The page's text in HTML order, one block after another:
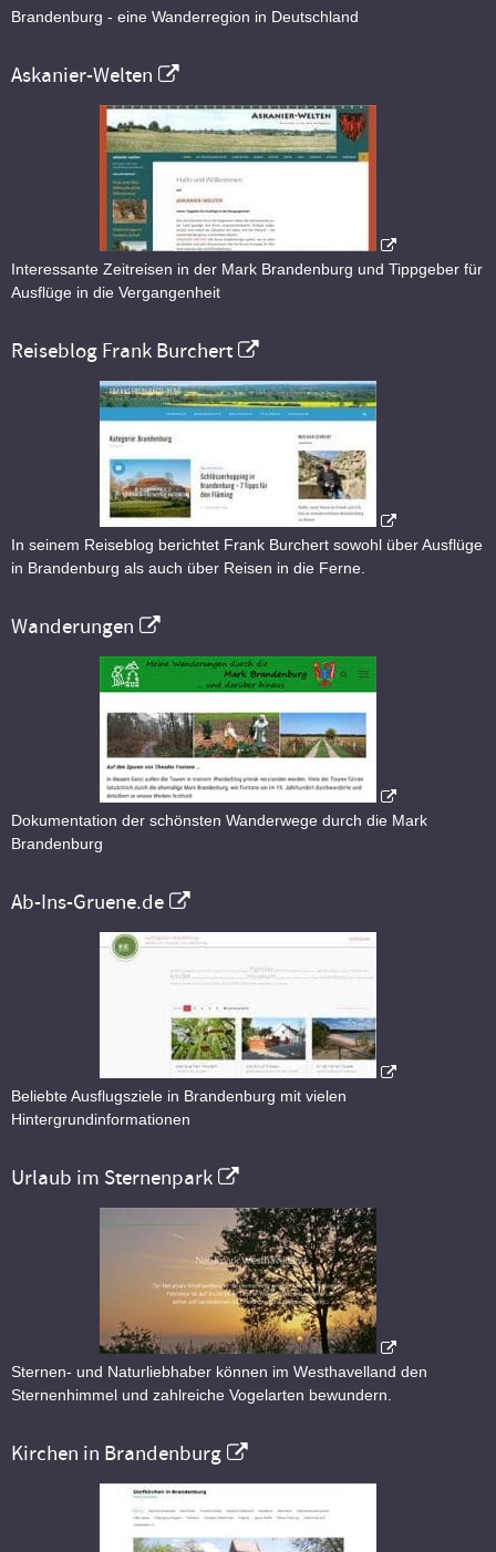
Brandenburg - eine Wanderregion in Deutschland
Askanier-Welten
Interessante Zeitreisen in der Mark Brandenburg und Tippgeber für
Ausflüge in die Vergangenheit
Reiseblog Frank Burchert
In seinem Reiseblog berichtet Frank Burchert sowohl über Ausflüge
in Brandenburg als auch über Reisen in die Ferne.
Wanderungen
Dokumentation der schönsten Wanderwege durch die Mark
Brandenburg
Ab-Ins-Gruene.de
Beliebte Ausflugsziele in Brandenburg mit vielen
Hintergrundinformationen
Urlaub im Sternenpark
Sternen- und Naturliebhaber können im Westhavelland den
Sternenhimmel und zahlreiche Vogelarten bewundern.
Kirchen in Brandenburg